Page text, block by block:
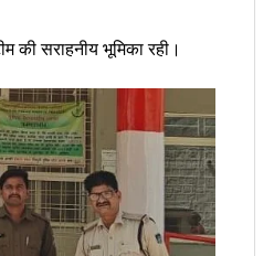
की सराहनीय भूमिका रही।